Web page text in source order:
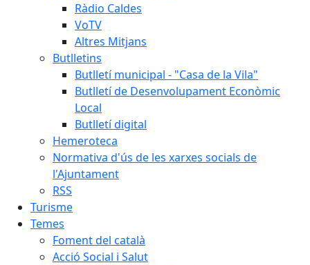
Ràdio Caldes
VoTV
Altres Mitjans
Butlletins
Butlletí municipal - "Casa de la Vila"
Butlletí de Desenvolupament Econòmic
Local
Butlletí digital
Hemeroteca
Normativa d'ús de les xarxes socials de
l'Ajuntament
RSS
Turisme
Temes
Foment del català
Acció Social i Salut